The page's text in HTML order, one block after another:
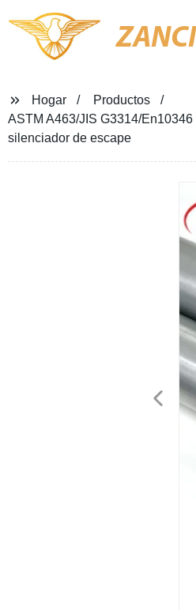
ZANCI
Hogar
Productos
ASTM A463/JIS G3314/
silenciador de escape